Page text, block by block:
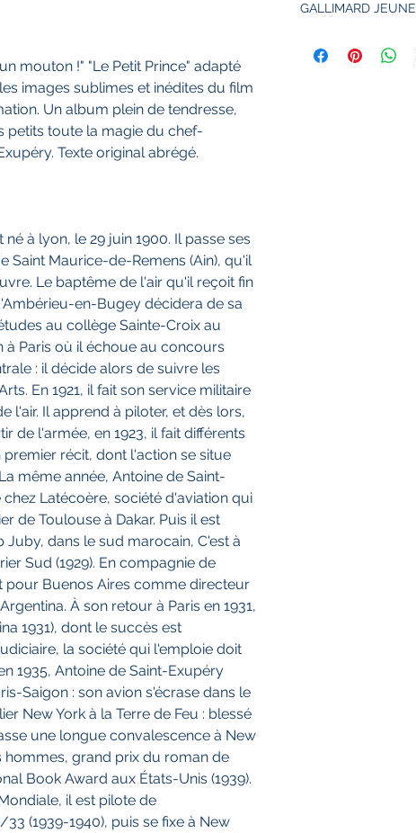
mouton !" "Le Petit Prince" adapté
images sublimes et inédites du film
Un album plein de tendresse,
petits toute la magie du chef-
Texte original abrégé.
à lyon, le 29 juin 1900. Il passe ses
Saint Maurice-de-Remens (Ain), qu'il
Le baptême de l'air qu'il reçoit fin
en-Bugey décidera de sa
au collège Sainte-Croix au
à Paris où il échoue au concours
: il décide alors de suivre les
En 1921, il fait son service militaire
l'air. Il apprend à piloter, et dès lors,
de l'armée, en 1923, il fait différents
premier récit, dont l'action se situe
même année, Antoine de Saint-
Latécoère, société d'aviation qui
de Toulouse à Dakar. Puis il est
dans le sud marocain, C'est à
Sud (1929). En compagnie de
pour Buenos Aires comme directeur
À son retour à Paris en 1931,
1931), dont le succès est
la société qui l'emploie doit
1935, Antoine de Saint-Exupéry
Saigon : son avion s'écrase dans le
New York à la Terre de Feu : blessé
une longue convalescence à New
hommes, grand prix du roman de
Book Award aux États-Unis (1939).
il est pilote de
(1939-1940), puis se fixe à New
GALLIMARD JEUNE